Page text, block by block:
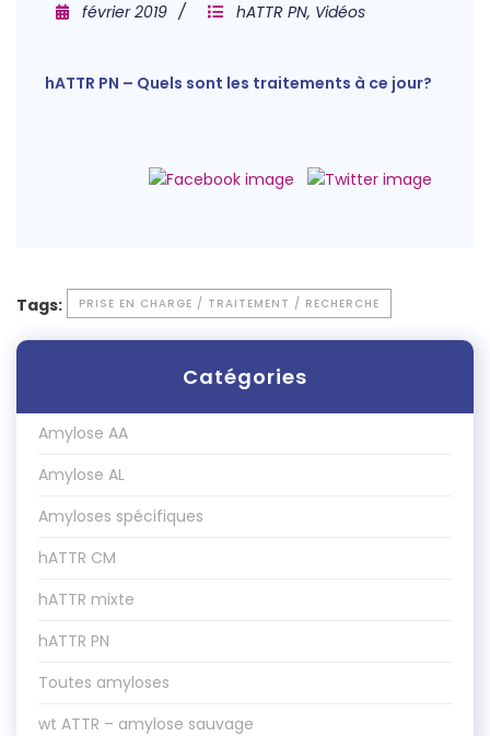
février 2019 hATTR PN, Vidéos
hATTR PN – Quels sont les traitements à ce jour?
Tags: PRISE EN CHARGE / TRAITEMENT / RECHERCHE
Catégories
Amylose AA
Amylose AL
Amyloses spécifiques
hATTR CM
hATTR mixte
hATTR PN
Toutes amyloses
wt ATTR – amylose sauvage